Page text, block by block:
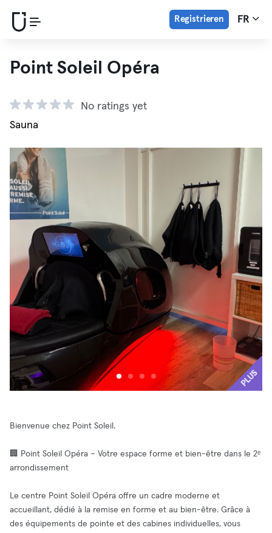
Registrieren FR
Point Soleil Opéra
No ratings yet
Sauna
PLUS
Bienvenue chez Point Soleil.
🏢 Point Soleil Opéra – Votre espace forme et bien-être dans le 2ᵉ
arrondissement
Le centre Point Soleil Opéra offre un cadre moderne et
accueillant, dédié à la remise en forme et au bien-être. Grâce à
des équipements de pointe et des cabines individuelles, vous